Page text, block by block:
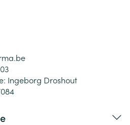
Ingeborg Droshout